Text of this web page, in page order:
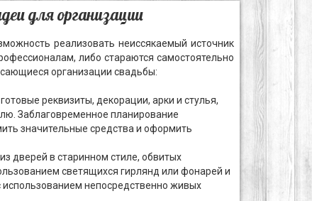
для организации
реализовать неиссякаемый источник
либо стараются самостоятельно
организации свадьбы:
реквизиты, декорации, арки и стулья,
Заблаговременное планирование
значительные средства и оформить
дверей в старинном стиле, обвитых
светящихся гирлянд или фонарей и
непосредственно живых